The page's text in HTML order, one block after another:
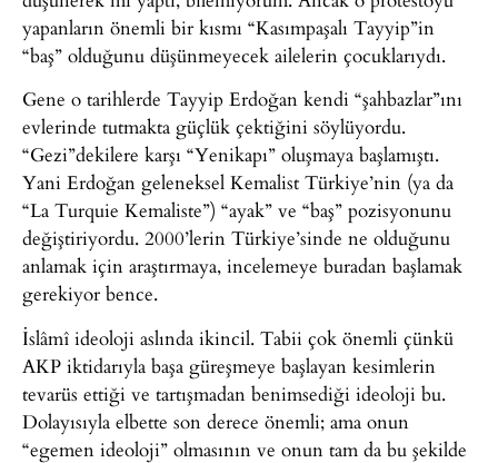
yapanların önemli bir kısmı “Kasımpaşalı Tayyip”in
“baş” olduğunu düşünmeyecek ailelerin çocuklarıydı.
Gene o tarihlerde Tayyip Erdoğan kendi “şahbazlar”ını
evlerinde tutmakta güçlük çektiğini söylüyordu.
“Gezi”dekilere karşı “Yenikapı” oluşmaya başlamıştı.
Yani Erdoğan geleneksel Kemalist Türkiye’nin (ya da
“La Turquie Kemaliste”) “ayak” ve “baş” pozisyonunu
değiştiriyordu. 2000’lerin Türkiye’sinde ne olduğunu
anlamak için araştırmaya, incelemeye buradan başlamak
gerekiyor bence.
İslâmî ideoloji aslında ikincil. Tabii çok önemli çünkü
AKP iktidarıyla başa güreşmeye başlayan kesimlerin
tevarüs ettiği ve tartışmadan benimsediği ideoloji bu.
Dolayısıyla elbette son derece önemli; ama onun
“egemen ideoloji” olmasının ve onun tam da bu şekilde